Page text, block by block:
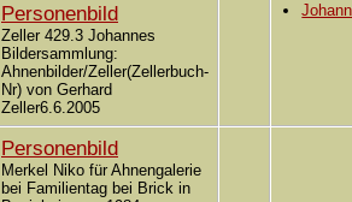
Personenbild
Zeller 429.3 Johannes
Bildersammlung:
Ahnenbilder/Zeller(Zellerbuch-
Nr) von Gerhard
Zeller6.6.2005
Personenbild
Merkel Niko für Ahnengalerie
bei Familientag bei Brick in